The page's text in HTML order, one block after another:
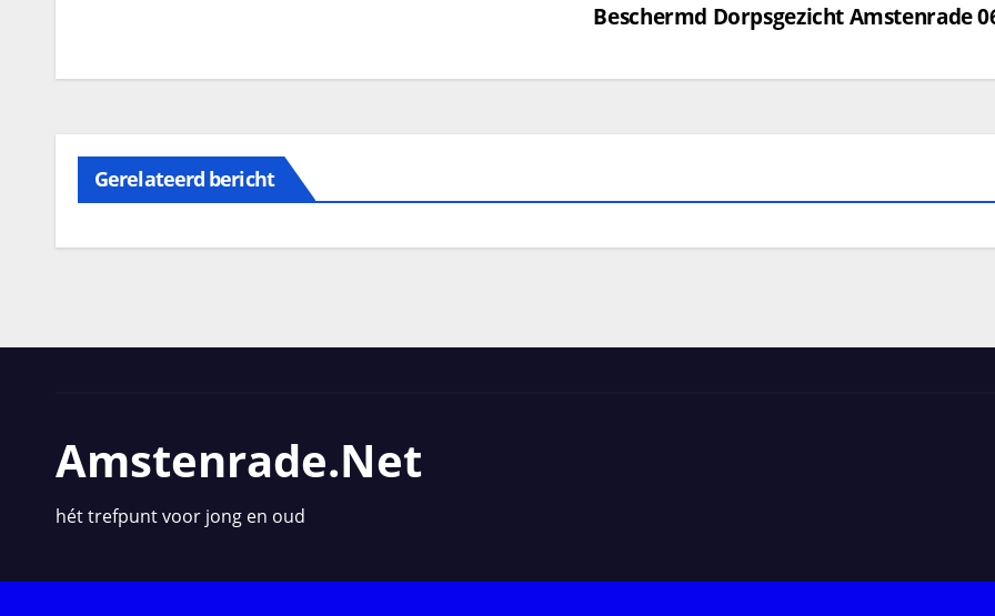
Beschermd Dorpsgezicht Amstenrade
Gerelateerd bericht
Amstenrade.net
hét trefpunt voor jong en oud